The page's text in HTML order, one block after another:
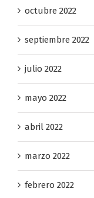
octubre 2022
septiembre 2022
julio 2022
mayo 2022
abril 2022
marzo 2022
febrero 2022